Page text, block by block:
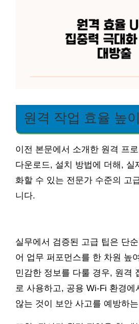
원격 작업 효율 높
이전 본문에서 소개한 원격 프
다운로드, 설치 방법에 더해, 실
화할 수 있는 전문가 수준의 고
니다.
실무에서 검증된 고급 팁은 단
어 업무 퍼포먼스를 한 차원 높
민감한 정보를 다룰 경우, 원격
로 사용하고, 공용 Wi-Fi 환경에
않는 것이 보안 사고를 예방하